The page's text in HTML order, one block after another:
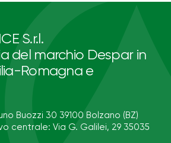
S.r.l.
del marchio Despar in
Romagna e
Buozzi 30 39100 Bolzano (BZ)
centrale: Via G. Galilei, 29 35035